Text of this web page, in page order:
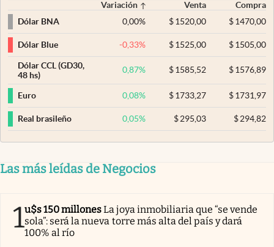
Variación Venta
Compra
Dólar BNA
0,00% $ 1520,00 $1470,00
Dólar Blue -0,33% $ 1525,00 $1505,00
Dólar CCL (GD30,
48 hs)
0,87% $ 1585,52 $1576,89
Euro 0,08% $ 1733,27 $1731,97
Real brasileño 0,05% $ 295,03 $294,82
Las más leídas de Negocios
1u$s 150 millonesLa joya inmobiliaria que “se vende
sola”: será la nueva torre más alta del país y dará
100% al río